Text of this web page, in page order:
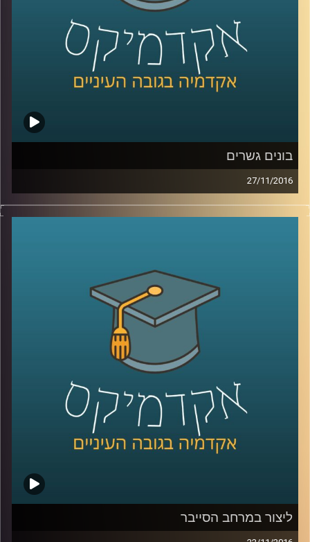
וההבנה העמוקה של ההתנגשות התרבותית
המתרחשת נחוצה מעין כמוה. מדינות אירופה
מקימות חומת הגנה תרבותית, ומתחיל להיטמע
המושג "זכויות הרוב". על דתיות קיצונית מול
ליברליזם קיצוני, שאולי אף אינו ליברלי.
בונים גשרים
27/11/2016
המושג גישור מוכר בעיקר מעולם המשפט, וזה
ופעילות בשטח הציגו שיטות מתקדמות לפתרון
סכסוכים שנבעו מתהליך הגישור: בניית
הסכמות, שיתוף פעולה ועוד. עמרי גפן הקים
את עסק הגישור שלו כשהבין שהוא מעוניין ליצור
חברה קשובה יותר, מבינה יותר, וזה לא משנה
באיזה מרחב: עסקי, אישי, חינוכי
קרדיט תמונות:AudioVersity
ליצור במרחב הסייבר